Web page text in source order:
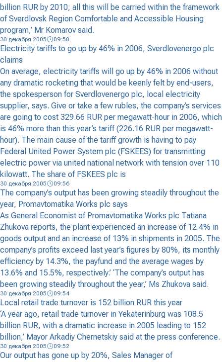
billion RUR by 2010; all this will be carried within the framework
of Sverdlovsk Region Comfortable and Accessible Housing
program,’ Mr Komarov said.
30 декабря 2005 09:58
Electricity tariffs to go up by 46% in 2006, Sverdlovenergo plc
claims
On average, electricity tariffs will go up by 46% in 2006 without
any dramatic rocketing that would be keenly felt by end-users,
the spokesperson for Sverdlovenergo plc, local electricity
supplier, says. Give or take a few rubles, the company’s services
are going to cost 329.66 RUR per megawatt-hour in 2006, which
is 46% more than this year’s tariff (226.16 RUR per megawatt-
hour). The main cause of the tariff growth is having to pay
Federal United Power System plc (FSKEES) for transmitting
electric power via united national network with tension over 110
kilowatt. The share of FSKEES plc is
30 декабря 2005 09:56
The company’s output has been growing steadily throughout the
year, Promavtomatika Works plc says
As General Economist of Promavtomatika Works plc Tatiana
Zhukova reports, the plant experienced an increase of 12.4% in
goods output and an increase of 13% in shipments in 2005. The
company’s profits exceed last year’s figures by 80%, its monthly
efficiency by 14.3%, the payfund and the average wages by
13.6% and 15.5%, respectively.’ ‘The company’s output has
been growing steadily throughout the year,’ Ms Zhukova said.
30 декабря 2005 09:54
Local retail trade turnover is 152 billion RUR this year
‘A year ago, retail trade turnover in Yekaterinburg was 108.5
billion RUR, with a dramatic increase in 2005 leading to 152
billion,’ Mayor Arkadiy Chernetskiy said at the press conference.
30 декабря 2005 09:52
Our output has gone up by 20%, Sales Manager of